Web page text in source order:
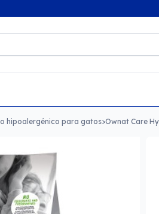
hipoalergénico para gatos>Ownat Care